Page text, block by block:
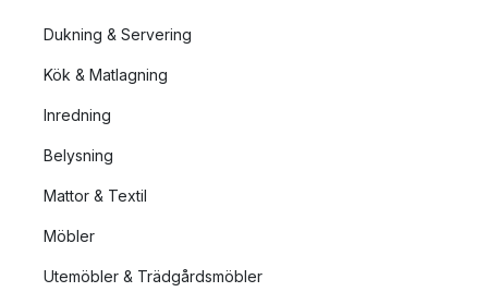
Dukning & Servering
Kök & Matlagning
Inredning
Belysning
Mattor & Textil
Möbler
Utemöbler & Trädgårdsmöbler